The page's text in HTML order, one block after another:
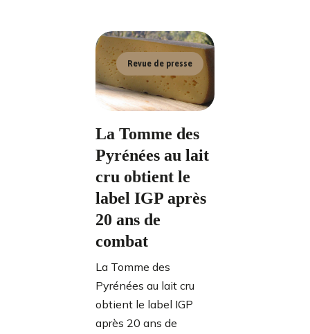
Revue de presse
La Tomme des
Pyrénées au lait
cru obtient le
label IGP après
20 ans de
combat
La Tomme des
Pyrénées au lait cru
obtient le label IGP
après 20 ans de